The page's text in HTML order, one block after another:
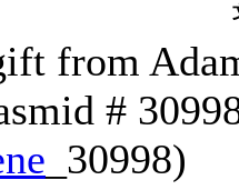
from
#
_30998)